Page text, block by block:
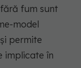
fum sunt
model
și permite
implicate în